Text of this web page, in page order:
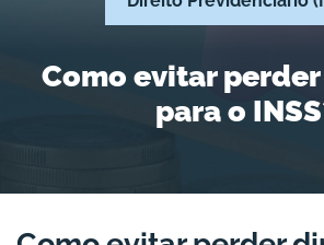
Como evitar
para o